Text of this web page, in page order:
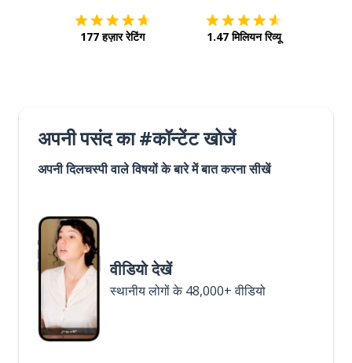
177 हज़ार रेटिंग 1.47 मिलियन रिव्यू
अपनी पसंद का #कॉन्टेंट खोजें
अपनी दिलचस्पी वाले विषयों के बारे में बात करना सीखें
वीडियो देखें
स्थानीय लोगों के 48,000+ वीडियो